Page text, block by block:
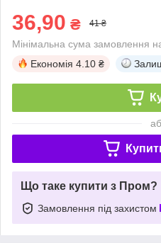
36,90 ₴ 41 ₴
Мінімальна сума замовлення
Економія 4.10 ₴
Що таке купити з Пром?
Замовлення під захистом